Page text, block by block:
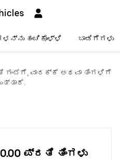
ಹಂಚಿಕೊಳ್ಳಿ ಬಾಡಿಗೆಗಳು
ಗಂಟೆಗೆ, ವಾರಕ್ಕೆ ಅಥವಾ ತಿಂಗಳಿಗೆ
ಪ್ರತಿ ತಿಂಗಳು